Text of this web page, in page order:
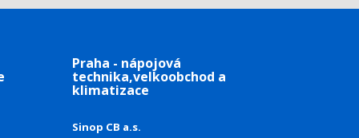
Praha - nápojová
technika,velkoobchod a
klimatizace
Sinop CB a.s.